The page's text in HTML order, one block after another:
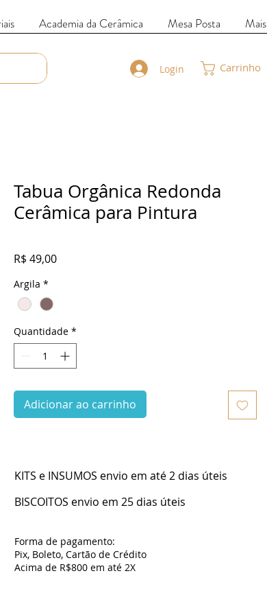
Academia da Cerâmica Mesa Posta Mais
Login Carrinho
Tabua Orgânica Redonda
Cerâmica para Pintura
R$ 49,00Preço
Argila *
Quantidade *
Adicionar ao carrinho
KITS e INSUMOS envio em até 2 dias úteis
BISCOITOS envio em 25 dias úteis
Forma de pagamento:
Pix, Boleto, Cartão de Crédito
Acima de R$800 em até 2X